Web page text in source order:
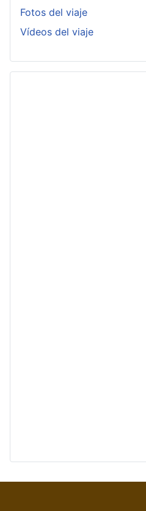
Fotos del viaje
Vídeos del viaje